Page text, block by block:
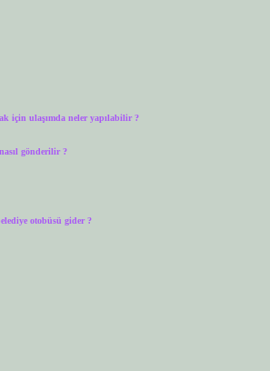
için ulaşımda neler yapılabilir ?
gönderilir ?
otobüsü gider ?